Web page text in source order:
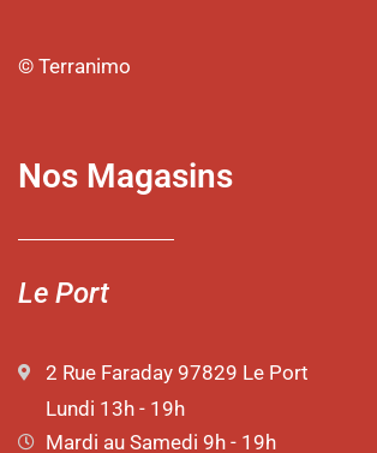
© Terranimo
Nos Magasins
Le Port
2 Rue Faraday 97829 Le Port
Lundi 13h - 19h
Mardi au Samedi 9h - 19h